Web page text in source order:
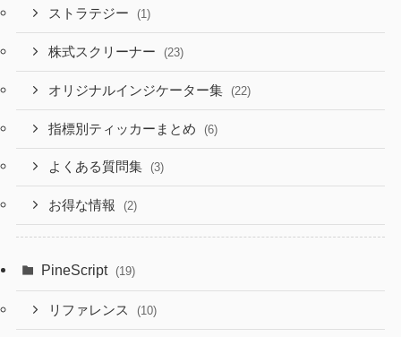
ストラテジー (1)
株式スクリーナー (23)
オリジナルインジケーター集 (22)
指標別ティッカーまとめ (6)
よくある質問集 (3)
お得な情報 (2)
PineScript (19)
リファレンス (10)